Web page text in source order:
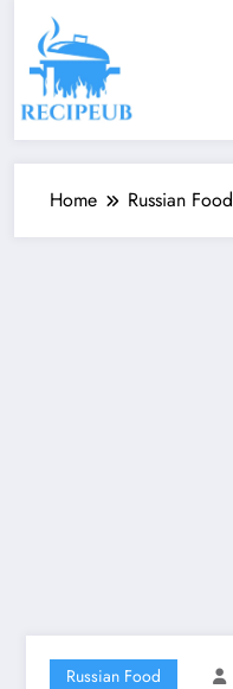
content
Home Russian Food
Russian Food